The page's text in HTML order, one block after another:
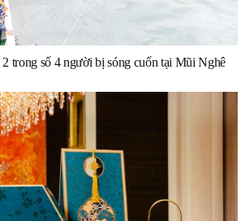
trong số 4 người bị sóng cuốn tại Mũi Nghê